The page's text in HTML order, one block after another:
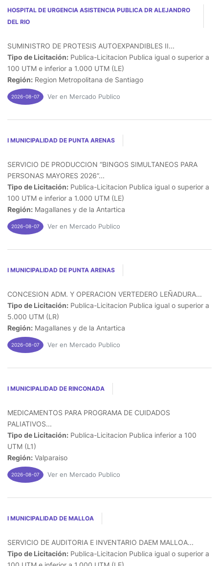
HOSPITAL DE URGENCIA ASISTENCIA PUBLICA DR ALEJANDRO
DEL RIO
SUMINISTRO DE PROTESIS AUTOEXPANDIBLES II...
Tipo de Licitación: Publica-Licitacion Publica igual o superior a
100 UTM e inferior a 1.000 UTM (LE)
Región: Region Metropolitana de Santiago
2026-08-07 Ver en Mercado Publico
I MUNICIPALIDAD DE PUNTA ARENAS
SERVICIO DE PRODUCCION “BINGOS SIMULTANEOS PARA
PERSONAS MAYORES 2026”...
Tipo de Licitación: Publica-Licitacion Publica igual o superior a
100 UTM e inferior a 1.000 UTM (LE)
Región: Magallanes y de la Antartica
2026-08-07 Ver en Mercado Publico
I MUNICIPALIDAD DE PUNTA ARENAS
CONCESION ADM. Y OPERACION VERTEDERO LEÑADURA...
Tipo de Licitación: Publica-Licitacion Publica igual o superior a
5.000 UTM (LR)
Región: Magallanes y de la Antartica
2026-08-07 Ver en Mercado Publico
I MUNICIPALIDAD DE RINCONADA
MEDICAMENTOS PARA PROGRAMA DE CUIDADOS
PALIATIVOS...
Tipo de Licitación: Publica-Licitacion Publica inferior a 100
UTM (L1)
Región: Valparaiso
2026-08-07 Ver en Mercado Publico
I MUNICIPALIDAD DE MALLOA
SERVICIO DE AUDITORIA E INVENTARIO DAEM MALLOA...
Tipo de Licitación: Publica-Licitacion Publica igual o superior a